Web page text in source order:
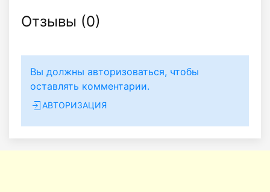
Отзывы (0)
Вы должны авторизоваться, чтобы
оставлять комментарии.
АВТОРИЗАЦИЯ